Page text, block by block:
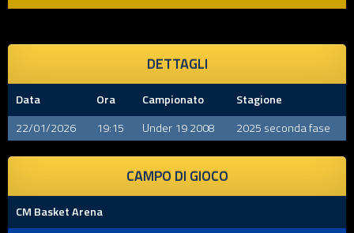
DETTAGLI
Data Ora Campionato
Stagione
22/01/2026
19:15 Under 19 2008 2025 seconda fase
CAMPO DI GIOCO
CM Basket Arena